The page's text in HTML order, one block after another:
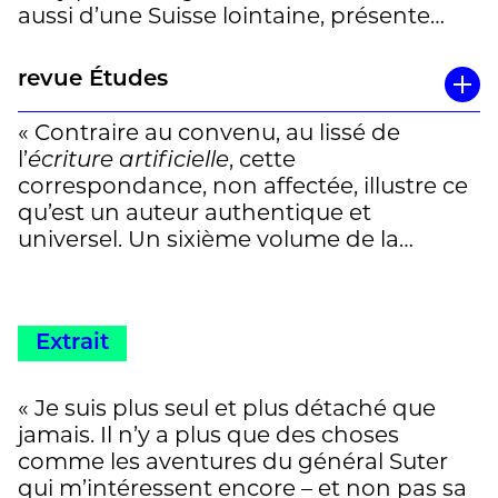
aussi d’une Suisse lointaine, présente
attentif, reconnaissant, parfois désarmé,
colle à la peau. » Quentin Perissinotto
revue Études
« Contraire au convenu, au lissé de
l’écriture artificielle, cette
correspondance, non affectée, illustre ce
qu’est un auteur authentique et
universel. Un sixième volume de la
conteur, poète, homme d’action, grand
lecteur et inventeur hors normes, a
primaire et ami éternel, le sculpteur
naturaliste suisse Auguste Suter (1887-
1965). Leur complicité dialogue sur les
relations indispensables entre l’art et la
Extrait
« Je suis plus seul et plus détaché que
jamais. Il n’y a plus que des choses
comme les aventures du général Suter
qui m’intéressent encore – et non pas sa